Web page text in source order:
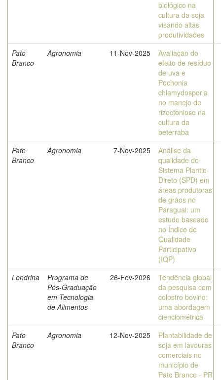
biológico na
cultura da soja
visando altas
produtividades
Pato
Branco
Agronomia 11-Nov-2025
Avaliação do
efeito de resíduo
de uva e
Pochonia
chlamydosporia
no manejo de
rizoctoniose na
cultura da
beterraba
Pato
Branco
Agronomia 7-Nov-2025
Análise da
qualidade do
Sistema Plantio
Direto (SPD) em
áreas produtoras
de grãos no
Paraguai: um
estudo baseado
no Índice de
Qualidade
Participativo
(IQP)
Londrina
Programa de
Pós-Graduação
em Tecnologia
de Alimentos
26-Fev-2026
Tendência global
da pesquisa com
colostro bovino:
uma abordagem
cienciométrica
Pato
Branco
Agronomia 12-Nov-2025
Plantabilidade de
soja em lavouras
comerciais no
município de
Pato Branco - PR